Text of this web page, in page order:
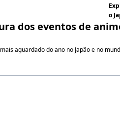
o
dos eventos de
aguardado do ano no Japão e no